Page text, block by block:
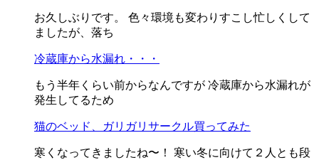
お久しぶりです。 色々環境も変わりすこし忙しくして
ましたが、落ち
冷蔵庫から水漏れ・・・
もう半年くらい前からなんですが 冷蔵庫から水漏れが
発生してるため
猫のベッド、ガリガリサークル買ってみた
寒くなってきましたね〜！ 寒い冬に向けて２人とも段